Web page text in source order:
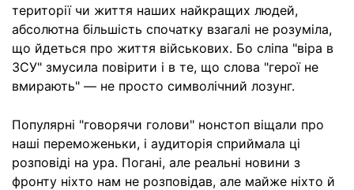
території чи життя наших найкращих людей,
абсолютна більшість спочатку взагалі не розуміла,
що йдеться про життя військових. Бо сліпа "віра в
ЗСУ" змусила повірити і в те, що слова "герої не
вмирають" — не просто символічний лозунг.
Популярні "говорячи голови" нонстоп віщали про
наші переможеньки, і аудиторія сприймала ці
розповіді на ура. Погані, але реальні новини з
фронту ніхто нам не розповідав, але майже ніхто й